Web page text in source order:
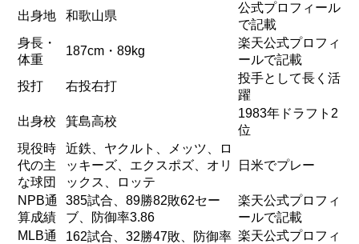
出身地
和歌山県
公式プロフィール
で記載
身長・
体重
187cm・89kg
楽天公式プロフィ
ールで記載
投打
右投右打
投手として長く活
躍
出身校
箕島高校
1983年ドラフト2
位
現役時
代の主
な球団
近鉄、ヤクルト、メッツ、ロ
ッキーズ、エクスポズ、オリ
ックス、ロッテ
日米でプレー
NPB通
算成績
385試合、89勝82敗62セー
ブ、防御率3.86
楽天公式プロフィ
ールで記載
MLB通
162試合、32勝47敗、防御率 楽天公式プロフィ